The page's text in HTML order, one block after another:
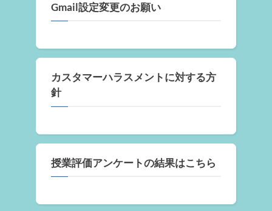
Gmail設定変更のお願い
カスタマーハラスメントに対する方
針
授業評価アンケートの結果はこちら